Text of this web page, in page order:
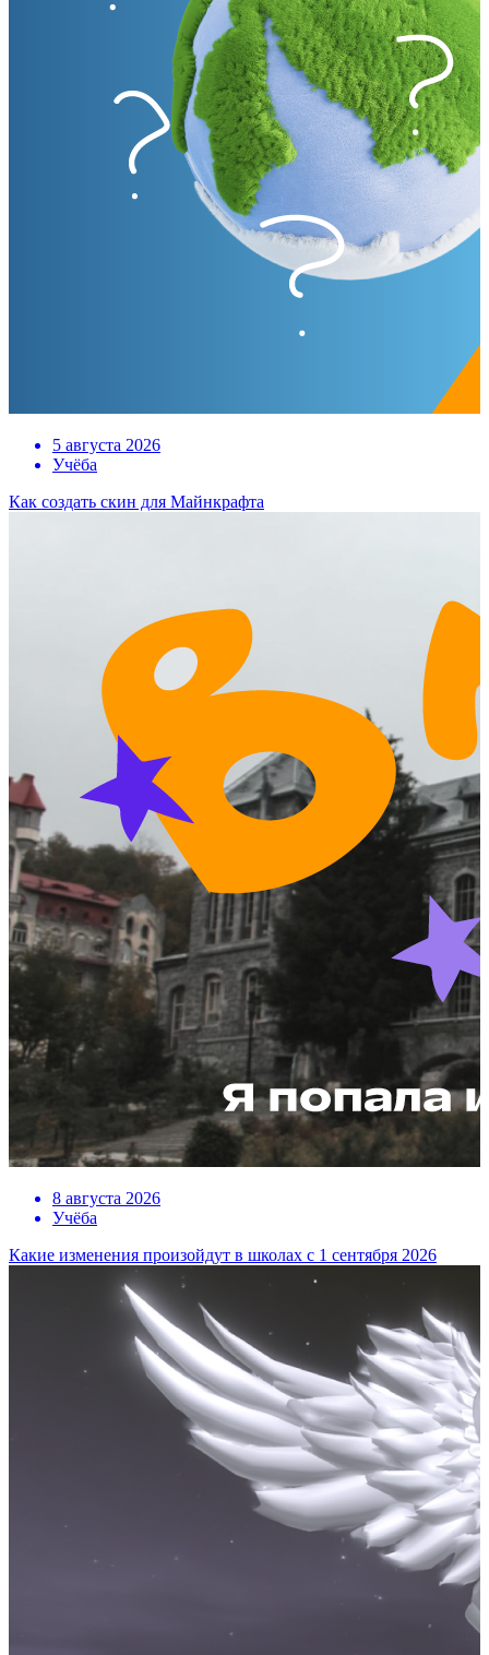
5 августа 2026
Учёба
Как создать скин для Майнкрафта
8 августа 2026
Учёба
Какие изменения произойдут в школах с 1 сентября 2026